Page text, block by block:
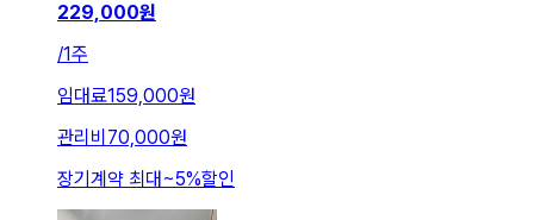
229,000원
/1주
임대료159,000원
관리비 70,000원
장기계약 최대~5%할인